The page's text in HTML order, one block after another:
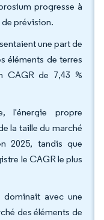
progresse à
de prévision.
une part de
éléments de terres
CAGR de 7,43 %
l'énergie propre
la taille du marché
2025, tandis que
le CAGR le plus
dominait avec une
des éléments de